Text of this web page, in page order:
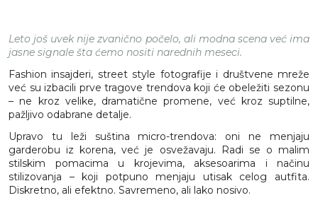
Leto još uvek nije zvanično počelo, ali modna scena već ima
jasne signale šta ćemo nositi narednih meseci.
Fashion insajderi, street style fotografije i društvene mreže
već su izbacili prve tragove trendova koji će obeležiti sezonu
– ne kroz velike, dramatične promene, već kroz suptilne,
pažljivo odabrane detalje.
Upravo tu leži suština micro-trendova: oni ne menjaju
garderobu iz korena, već je osvežavaju. Radi se o malim
stilskim pomacima u krojevima, aksesoarima i načinu
stilizovanja – koji potpuno menjaju utisak celog autfita.
Diskretno, ali efektno. Savremeno, ali lako nosivo.